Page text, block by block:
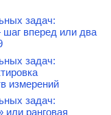
задач:
вперед или два
задач:
измерений
задач:
или ранговая